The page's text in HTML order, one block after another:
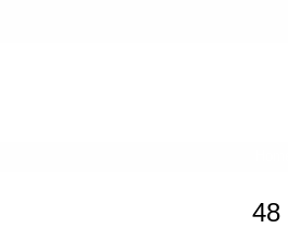
48